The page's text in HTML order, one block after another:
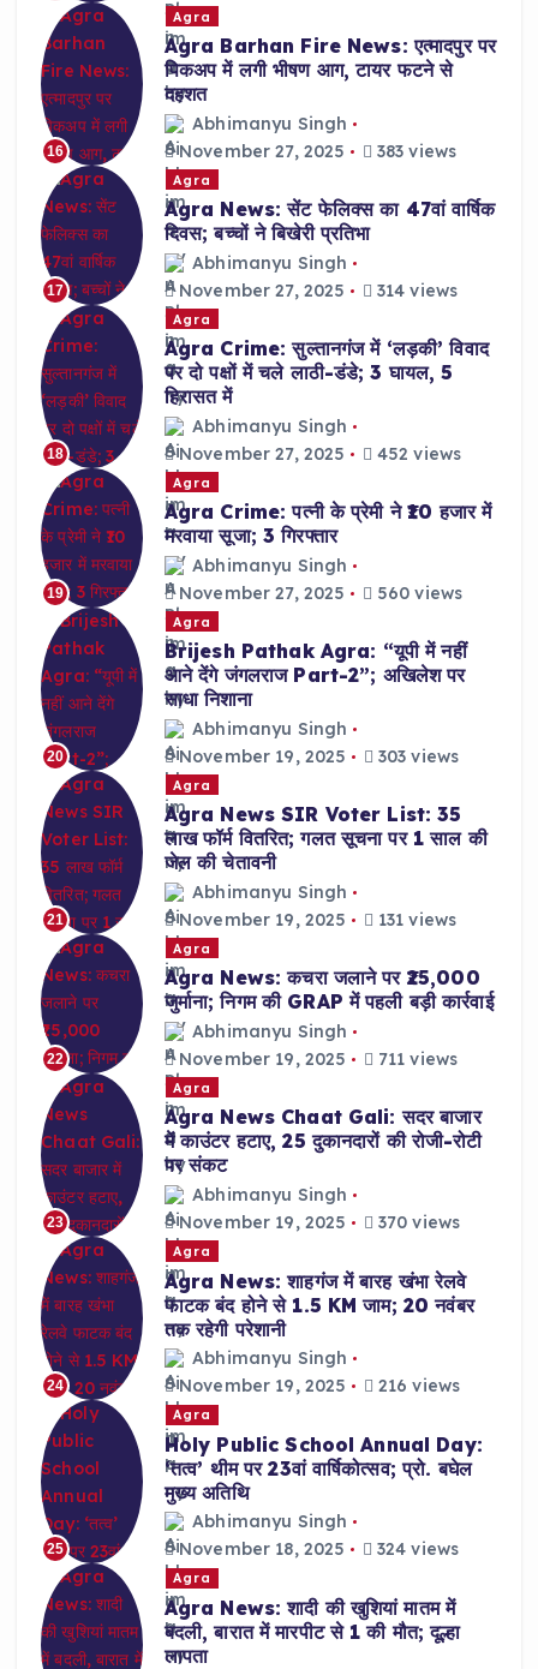
16
Agra
Agra Barhan Fire News: एत्मादपुर पर
पिकअप में लगी भीषण आग, टायर फटने से
दहशत
Abhimanyu Singh
November 27, 2025
383 views
17
Agra
Agra News: सेंट फेलिक्स का 47वां वार्षिक
दिवस; बच्चों ने बिखेरी प्रतिभा
Abhimanyu Singh
November 27, 2025
314 views
18
Agra
Agra Crime: सुल्तानगंज में ‘लड़की’ विवाद
पर दो पक्षों में चले लाठी-डंडे; 3 घायल, 5
हिरासत में
Abhimanyu Singh
November 27, 2025
452 views
19
Agra
Agra Crime: पत्नी के प्रेमी ने ₹10 हजार में
मरवाया सूजा; 3 गिरफ्तार
Abhimanyu Singh
November 27, 2025
560 views
20
Agra
Brijesh Pathak Agra: “यूपी में नहीं
आने देंगे जंगलराज Part-2”; अखिलेश पर
साधा निशाना
Abhimanyu Singh
November 19, 2025
303 views
21
Agra
Agra News SIR Voter List: 35
लाख फॉर्म वितरित; गलत सूचना पर 1 साल की
जेल की चेतावनी
Abhimanyu Singh
November 19, 2025
131 views
22
Agra
Agra News: कचरा जलाने पर ₹25,000
जुर्माना; निगम की GRAP में पहली बड़ी कार्रवाई
Abhimanyu Singh
November 19, 2025
711 views
23
Agra
Agra News Chaat Gali: सदर बाजार
में काउंटर हटाए, 25 दुकानदारों की रोजी-रोटी
पर संकट
Abhimanyu Singh
November 19, 2025
370 views
24
Agra
Agra News: शाहगंज में बारह खंभा रेलवे
फाटक बंद होने से 1.5 KM जाम; 20 नवंबर
तक रहेगी परेशानी
Abhimanyu Singh
November 19, 2025
216 views
25
Agra
Holy Public School Annual Day:
‘तत्व’ थीम पर 23वां वार्षिकोत्सव; प्रो. बघेल
मुख्य अतिथि
Abhimanyu Singh
November 18, 2025
324 views
Agra
Agra News: शादी की खुशियां मातम में
बदली, बारात में मारपीट से 1 की मौत; दूल्हा
लापता